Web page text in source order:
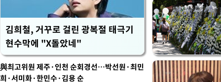
김희철, 거꾸로 걸린 광복절 태극기
현수막에 "X돌았네"
與최고위원 제주·인천 순회경선…박선원·최민
희·서미화·한민수·김용 순